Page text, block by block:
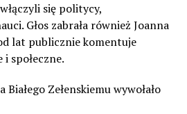
się politycy,
Głos zabrała również Joanna
lat publicznie komentuje
społeczne.
Zełenskiemu wywołało